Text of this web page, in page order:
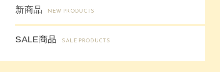
新商品 NEW PRODUCTS
SALE商品 SALE PRODUCTS